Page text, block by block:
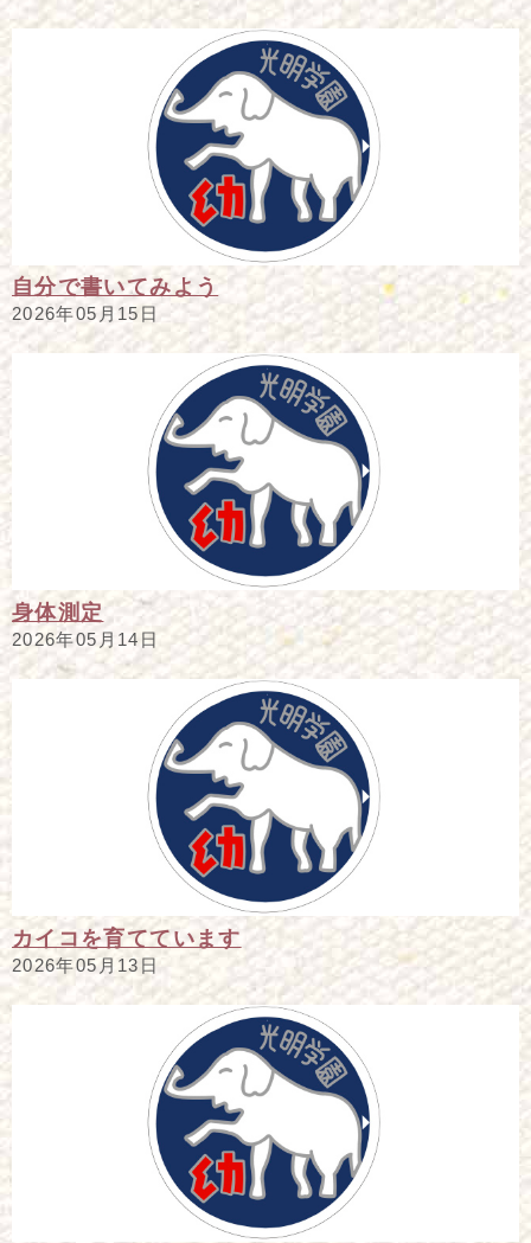
自分で書いてみよう
2026年05月15日
身体測定
2026年05月14日
カイコを育てています
2026年05月13日